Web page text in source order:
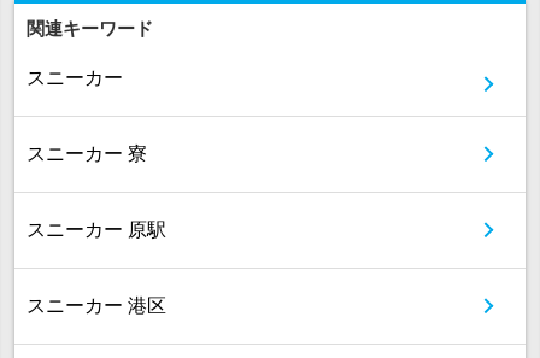
関連キーワード
スニーカー
スニーカー 寮
スニーカー 原駅
スニーカー 港区